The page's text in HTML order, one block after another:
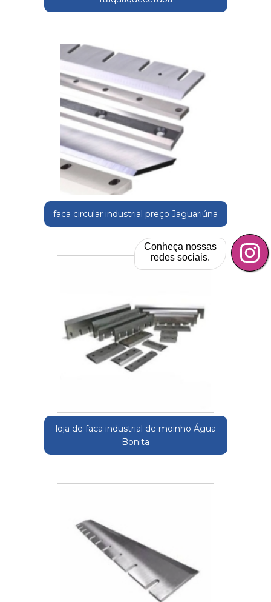
faca circular industrial preço Jaguariúna
loja de faca industrial de moinho Água
Bonita
Conheça nossas
redes sociais.